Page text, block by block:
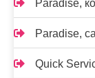
Paradise,
Paradise,
Quick